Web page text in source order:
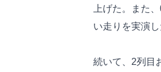
上げた。また
い走りを実演し
続いて、2列目